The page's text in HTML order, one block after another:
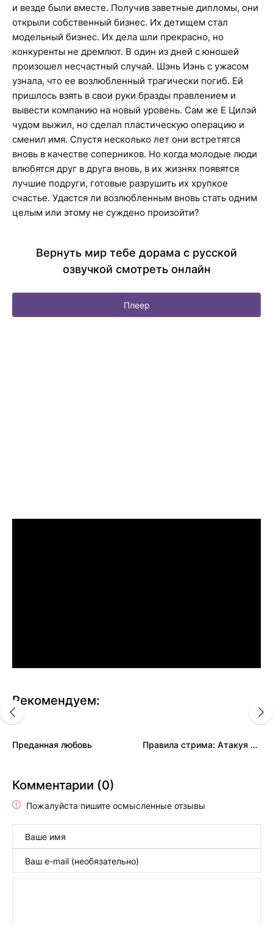
и везде были вместе. Получив заветные дипломы, они
открыли собственный бизнес. Их детищем стал
модельный бизнес. Их дела шли прекрасно, но
конкуренты не дремлют. В один из дней с юношей
произошел несчастный случай. Шэнь Иэнь с ужасом
узнала, что ее возлюбленный трагически погиб. Ей
пришлось взять в свои руки бразды правлением и
вывести компанию на новый уровень. Сам же Е Цилэй
чудом выжил, но сделал пластическую операцию и
сменил имя. Спустя несколько лет они встретятся
вновь в качестве соперников. Но когда молодые люди
влюбятся друг в друга вновь, в их жизнях появятся
лучшие подруги, готовые разрушить их хрупкое
счастье. Удастся ли возлюбленным вновь стать одним
целым или этому не суждено произойти?
Вернуть мир тебе дорама с русской
озвучкой смотреть онлайн
Плеер
Рекомендуем:
Преданная любовь Правила стрима: Атакуя твоё сердце
Комментарии (0)
Пожалуйста пишите осмысленные отзывы